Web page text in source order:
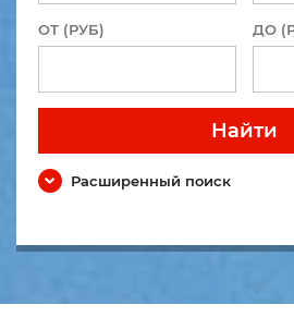
ОТ (РУБ) ДО
Найти
Расширенный поиск